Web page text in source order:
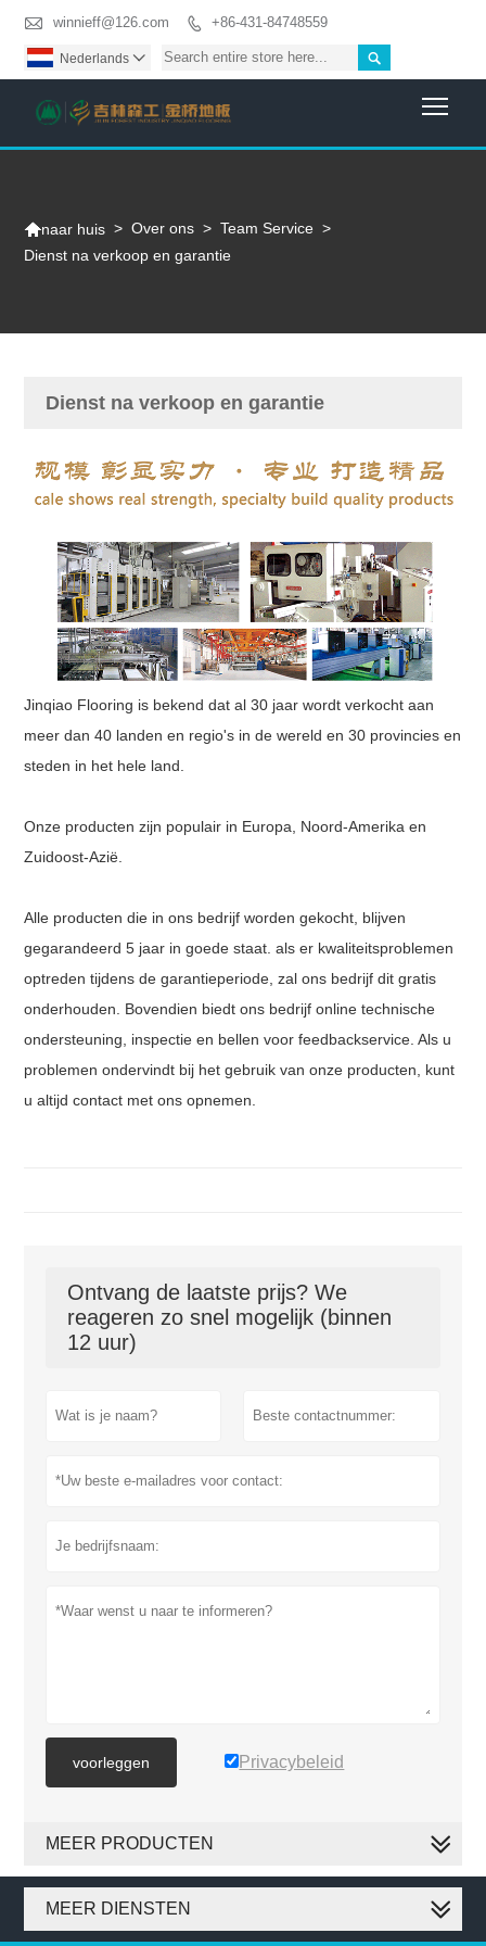
 winnieff@126.com  +86-431-84748559

Nederlands 
naar huis > Over ons > Team Service >
Dienst na verkoop en garantie
Dienst na verkoop en garantie
Jinqiao Flooring is bekend dat al 30 jaar wordt verkocht aan
meer dan 40 landen en regio's in de wereld en 30 provincies en
steden in het hele land.
Onze producten zijn populair in Europa, Noord-Amerika en
Zuidoost-Azië.
Alle producten die in ons bedrijf worden gekocht, blijven
gegarandeerd 5 jaar in goede staat. als er kwaliteitsproblemen
optreden tijdens de garantieperiode, zal ons bedrijf dit gratis
onderhouden. Bovendien biedt ons bedrijf online technische
ondersteuning, inspectie en bellen voor feedbackservice. Als u
problemen ondervindt bij het gebruik van onze producten, kunt
u altijd contact met ons opnemen.
Ontvang de laatste prijs? We
reageren zo snel mogelijk (binnen
12 uur)
voorleggen Privacybeleid
MEER PRODUCTEN
MEER DIENSTEN